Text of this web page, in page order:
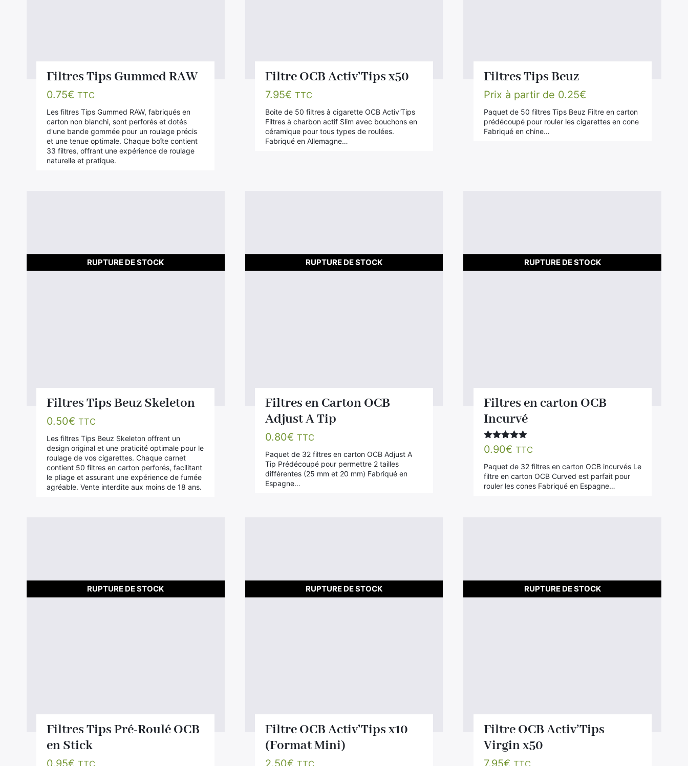
Filtres Tips Gummed RAW
0.75€ TTC
Les filtres Tips Gummed RAW, fabriqués en
carton non blanchi, sont perforés et dotés
d'une bande gommée pour un roulage précis
et une tenue optimale. Chaque boîte contient
33 filtres, offrant une expérience de roulage
naturelle et pratique.
Filtre OCB Activ’Tips x50
7.95€ TTC
Boite de 50 filtres à cigarette OCB Activ'Tips
Filtres à charbon actif Slim avec bouchons en
céramique pour tous types de roulées.
Fabriqué en Allemagne…
Filtres Tips Beuz
Prix à partir de 0.25€
Paquet de 50 filtres Tips Beuz Filtre en carton
prédécoupé pour rouler les cigarettes en cone
Fabriqué en chine…
RUPTURE DE STOCK
Filtres Tips Beuz Skeleton
0.50€ TTC
Les filtres Tips Beuz Skeleton offrent un
design original et une praticité optimale pour le
roulage de vos cigarettes. Chaque carnet
contient 50 filtres en carton perforés, facilitant
le pliage et assurant une expérience de fumée
agréable. Vente interdite aux moins de 18 ans.
RUPTURE DE STOCK
Filtres en Carton OCB
Adjust A Tip
0.80€ TTC
Paquet de 32 filtres en carton OCB Adjust A
Tip Prédécoupé pour permettre 2 tailles
différentes (25 mm et 20 mm) Fabriqué en
Espagne…
RUPTURE DE STOCK
Filtres en carton OCB
Incurvé
Note5.00
sur 5
0.90€ TTC
Paquet de 32 filtres en carton OCB incurvés Le
filtre en carton OCB Curved est parfait pour
rouler les cones Fabriqué en Espagne…
RUPTURE DE STOCK
Filtres Tips Pré-Roulé OCB
en Stick
0.95€ TTC
RUPTURE DE STOCK
Filtre OCB Activ’Tips x10
(Format Mini)
2.50€ TTC
RUPTURE DE STOCK
Filtre OCB Activ’Tips
Virgin x50
7.95€ TTC